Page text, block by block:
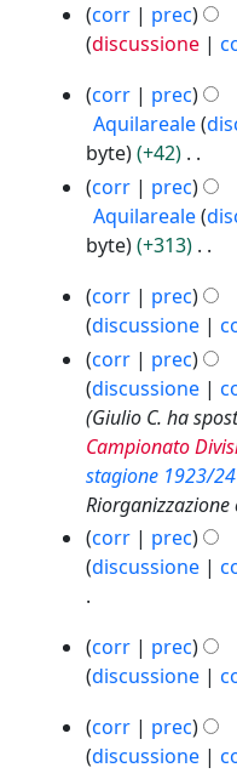
n
o
g
e
t
t
o
d
e
l
l
a
m
o
d
i
f
i
c
a
e
s
u
n
o
g
g
e
t
t
o
d
e
l
l
a
m
o
d
i
f
i
c
a
corr prec
discussione
e
s
u
n
o
g
e
t
t
o
d
e
l
l
a
m
d
i
f
i
c
corr prec
Aquilareale
byte
+42
N
s
u
n
o
g
g
e
t
t
o
d
l
a
o
d
corr prec
Aquilareale
byte
+313
e
s
s
u
n
o
g
g
e
t
d
e
l
a
corr prec
discussione
N
e
s
s
u
n
o
g
g
t
t
d
e
corr prec
discussione
Giulio C. ha
Campionato
stagione 1923/24
corr
prec
discussione
e
s
u
n
corr prec
discussione
e
s
corr prec
discussione